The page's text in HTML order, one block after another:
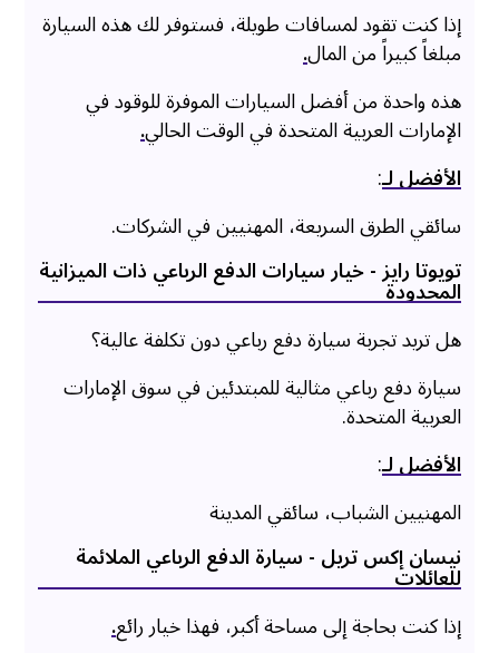
إذا كنت تقود لمسافات طويلة، فستوفر لك هذه السيارة
مبلغاً كبيراً من المال.
هذه واحدة من أفضل السيارات الموفرة للوقود في
الإمارات العربية المتحدة في الوقت الحالي.
الأفضل لـ:
سائقي الطرق السريعة، المهنيين في الشركات.
تويوتا رايز - خيار سيارات الدفع الرباعي ذات الميزانية
المحدودة
هل تريد تجربة سيارة دفع رباعي دون تكلفة عالية؟
سيارة دفع رباعي مثالية للمبتدئين في سوق الإمارات
العربية المتحدة.
الأفضل لـ:
المهنيين الشباب، سائقي المدينة
نيسان إكس تريل - سيارة الدفع الرباعي الملائمة
للعائلات
إذا كنت بحاجة إلى مساحة أكبر، فهذا خيار رائع.